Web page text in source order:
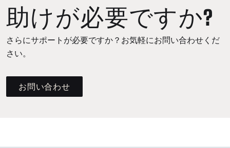
助けが必要ですか?
さらにサポートが必要ですか？お気軽にお問い合わせくだ
さい。
お問い合わせ